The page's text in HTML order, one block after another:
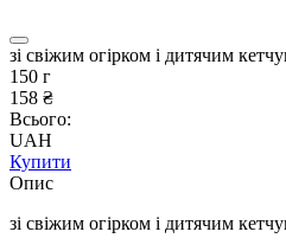
зі свіжим огірком і дитячим
150 г
158 ₴
Всього:
UAH
Купити
Опис
зі свіжим огірком і дитячим